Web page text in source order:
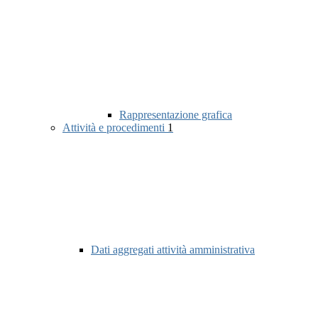
Rappresentazione grafica
Attività e procedimenti 1
Dati aggregati attività amministrativa